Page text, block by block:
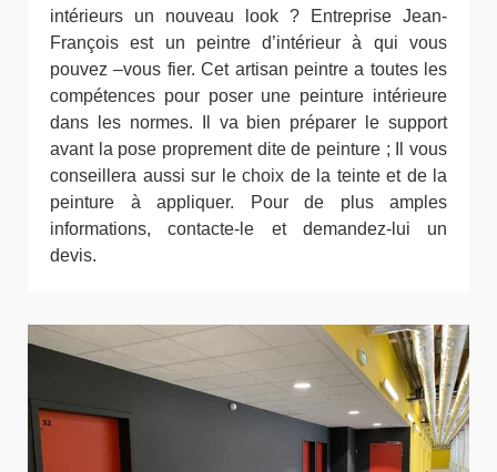
intérieurs un nouveau look ? Entreprise Jean-
François est un peintre d’intérieur à qui vous
pouvez –vous fier. Cet artisan peintre a toutes les
compétences pour poser une peinture intérieure
dans les normes. Il va bien préparer le support
avant la pose proprement dite de peinture ; Il vous
conseillera aussi sur le choix de la teinte et de la
peinture à appliquer. Pour de plus amples
informations, contacte-le et demandez-lui un
devis.